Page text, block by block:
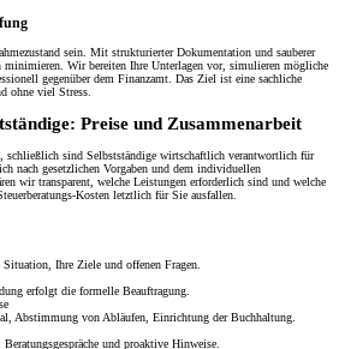
sein. Mit strukturierter Dokumentation und sauberer
Wir bereiten Ihre Unterlagen vor, simulieren mögliche
gegenüber dem Finanzamt. Das Ziel ist eine sachliche
ohne viel Stress.
Preise und Zusammenarbeit
schließlich sind Selbstständige wirtschaftlich verantwortlich für
nach gesetzlichen Vorgaben und dem individuellen
wir transparent, welche Leistungen erforderlich sind und welche
Kosten letztlich für Sie ausfallen.
Situation, Ihre Ziele und offenen Fragen.
erfolgt die formelle Beauftragung.
Abstimmung von Abläufen, Einrichtung der Buchhaltung.
und proaktive Hinweise.